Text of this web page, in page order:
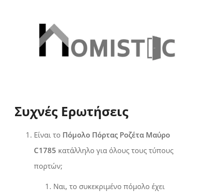
Συχνές Ερωτήσεις
Είναι το Πόμολο Πόρτας Ροζέτα Μαύρο
C1785 κατάλληλο για όλους τους τύπους
πορτών;
Ναι, το συκεκριμένο πόμολο έχει